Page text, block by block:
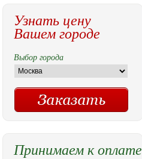
Узнать цену
Вашем городе
Выбор города
Принимаем к оплате